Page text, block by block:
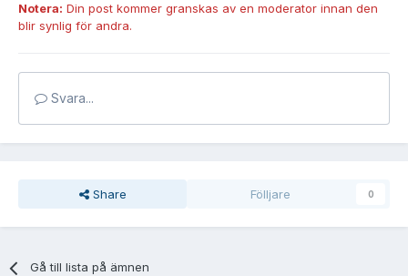
Notera: Din post kommer granskas av en moderator innan den
blir synlig för andra.
Svara...
Share Fölljare 0
Gå till lista på ämnen